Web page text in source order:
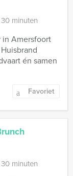
minuten
in Amersfoort
én samen
Favoriet
minuten